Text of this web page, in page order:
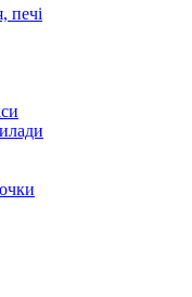
печі